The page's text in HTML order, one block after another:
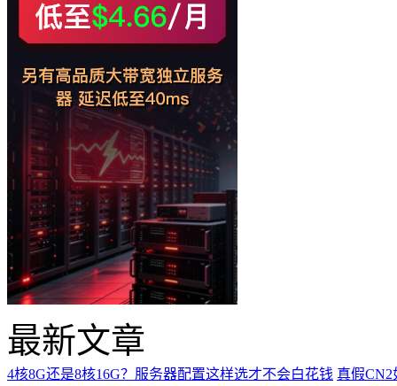
最新文章
4核8G还是8核16G？服务器配置这样选才不会白花钱 真假CN2